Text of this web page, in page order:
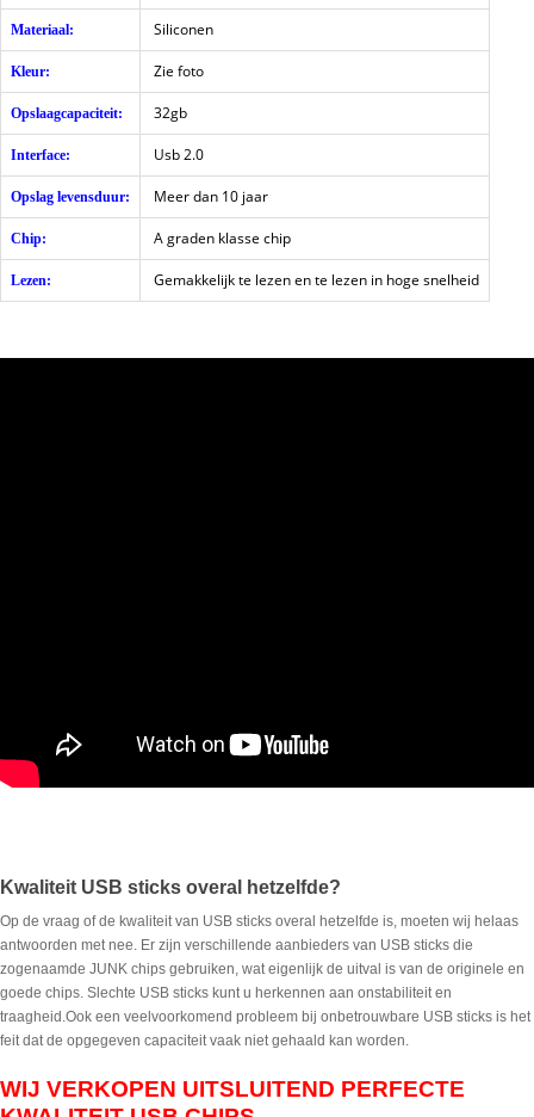
Materiaal: Siliconen
Kleur: Zie foto
Opslaagcapaciteit: 32gb
Interface: Usb 2.0
Opslag levensduur: Meer dan 10 jaar
Chip: A graden klasse chip
Lezen: Gemakkelijk te lezen en te lezen in hoge snelheid
Kwaliteit USB sticks overal hetzelfde?
Op de vraag of de kwaliteit van USB sticks overal hetzelfde is, moeten wij helaas
antwoorden met nee. Er zijn verschillende aanbieders van USB sticks die
zogenaamde JUNK chips gebruiken, wat eigenlijk de uitval is van de originele en
goede chips. Slechte USB sticks kunt u herkennen aan onstabiliteit en
traagheid.Ook een veelvoorkomend probleem bij onbetrouwbare USB sticks is het
feit dat de opgegeven capaciteit vaak niet gehaald kan worden.
WIJ VERKOPEN UITSLUITEND PERFECTE